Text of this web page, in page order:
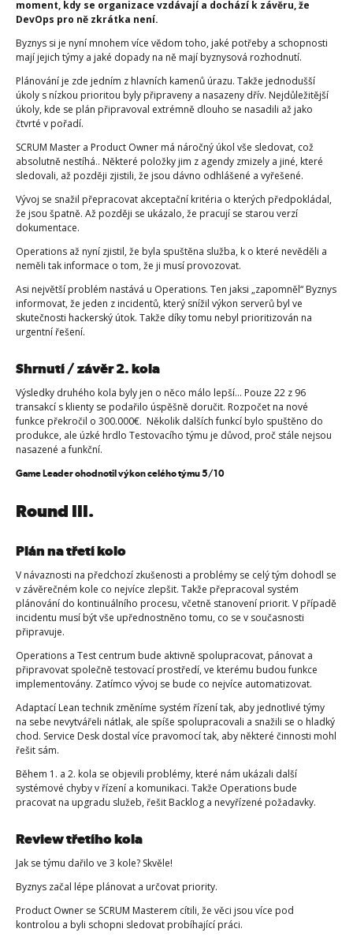
moment, kdy se organizace vzdávají a dochází k závěru, že
DevOps pro ně zkrátka není.
Byznys si je nyní mnohem více vědom toho, jaké potřeby a schopnosti
mají jejich týmy a jaké dopady na ně mají byznysová rozhodnutí.
Plánování je zde jedním z hlavních kamenů úrazu. Takže jednodušší
úkoly s nízkou prioritou byly připraveny a nasazeny dřív. Nejdůležitější
úkoly, kde se plán připravoval extrémně dlouho se nasadili až jako
čtvrté v pořadí.
SCRUM Master a Product Owner má náročný úkol vše sledovat, což
absolutně nestíhá.. Některé položky jim z agendy zmizely a jiné, které
sledovali, až později zjistili, že jsou dávno odhlášené a vyřešené.
Vývoj se snažil přepracovat akceptační kritéria o kterých předpokládal,
že jsou špatně. Až později se ukázalo, že pracují se starou verzí
dokumentace.
Operations až nyní zjistil, že byla spuštěna služba, k o které nevěděli a
neměli tak informace o tom, že ji musí provozovat.
Asi největší problém nastává u Operations. Ten jaksi „zapomněl“ Byznys
informovat, že jeden z incidentů, který snížil výkon serverů byl ve
skutečnosti hackerský útok. Takže díky tomu nebyl prioritizován na
urgentní řešení.
Shrnutí / závěr 2. kola
Výsledky druhého kola byly jen o něco málo lepší… Pouze 22 z 96
transakcí s klienty se podařilo úspěšně doručit. Rozpočet na nové
funkce překročil o 300.000€. Několik dalších funkcí bylo spuštěno do
produkce, ale úzké hrdlo Testovacího týmu je důvod, proč stále nejsou
nasazené a funkční.
Game Leader ohodnotil výkon celého týmu 5/10
Round III.
Plán na třetí kolo
V návaznosti na předchozí zkušenosti a problémy se celý tým dohodl se
v závěrečném kole co nejvíce zlepšit. Takže přepracoval systém
plánování do kontinuálního procesu, včetně stanovení priorit. V případě
incidentu musí být vše upřednostněno tomu, co se v současnosti
připravuje.
Operations a Test centrum bude aktivně spolupracovat, pánovat a
připravovat společně testovací prostředí, ve kterému budou funkce
implementovány. Zatímco vývoj se bude co nejvíce automatizovat.
Adaptací Lean technik změníme systém řízení tak, aby jednotlivé týmy
na sebe nevytvářeli nátlak, ale spíše spolupracovali a snažili se o hladký
chod. Service Desk dostal více pravomocí tak, aby některé činnosti mohl
řešit sám.
Během 1. a 2. kola se objevili problémy, které nám ukázali další
systémové chyby v řízení a komunikaci. Takže Operations bude
pracovat na upgradu služeb, řešit Backlog a nevyřízené požadavky.
Review třetího kola
Jak se týmu dařilo ve 3 kole? Skvěle!
Byznys začal lépe plánovat a určovat priority.
Product Owner se SCRUM Masterem cítili, že věci jsou více pod
kontrolou a byli schopni sledovat probíhající práci.